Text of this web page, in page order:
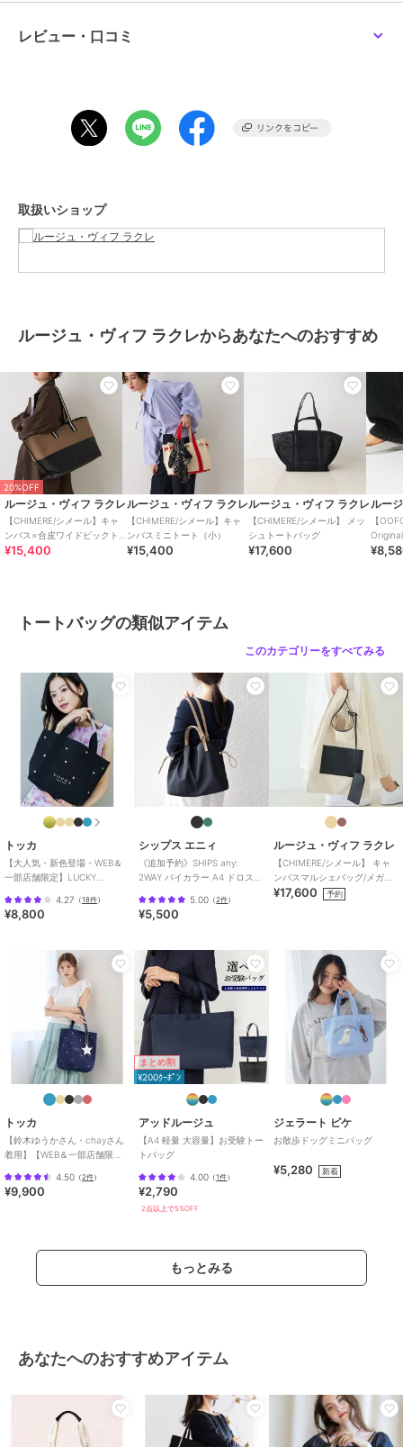
旅行：着替えや小物がたっぷり入るため、1～2泊の旅行にも最適。
実際の色味と異なって見える場合がございます。あらかじめご了承く
ださい。
※お客様への発送が店頭販売より遅れる場合もあります。
予めご了承下さい。
※商品を使用前に、タグ等に記載されている「取り扱い上の注意書
き」
「洗濯表示」を必ずご確認ください。
※商品に不良が無い場合、包装紙および箱の彼損がございましても発
送いたします。
あらかじめご了承ください。
ブランド ルージュ・ヴィフ ラクレ
性別タイプ
レディース
トートバッグ
カラー レッド、グリーン、ネイビー
サイズ
素材
コットン100％
商品のお取り扱い方法
原産国
レビュー・口コミ
取扱いショップ
ルージュ・ヴィフ ラクレからあなたへのおすすめ
20%OFF
ルージュ・ヴィフ ラクレ
【CHIMERE/シメール】キャ
ンバス×合皮ワイドビックト
ート
¥15,400
ルージュ・ヴィフ ラクレ
【CHIMERE/シメール】キャ
ンバスミニトート（小）
¥15,400
ルージュ・ヴィフ ラクレ
【CHIMERE/シメール】 メッ
シュトートバッグ
¥17,600
ルー
【
【WEB
トートバッグの類似アイテム
このカテゴリーをすべてみる
トッカ
【大人気・新色登場・WEB＆
一部店舗限定】LUCKY
ンバス
4.27 （18件）
¥8,800
シップス エニィ
《追加予約》SHIPS any:
2WAY バイカラー A4 ドロスト
5.00 （2件）
¥5,500
ルージュ・ヴィフ ラクレ
【CHIMERE/シメール】 キャ
ンバスマルシェバッグ/メガネ
ケース付き【予約】
¥17,600 予約
トッカ
【鈴木ゆうかさん・chayさん
着用】【WEB＆一部店舗限
TWINKL
4.50 （2件）
¥9,900
まとめ割
¥200ｸｰﾎﾟﾝ
アッドルージュ
【A4 軽量 大容量】お受験トー
トバッグ
4.00 （1件）
¥2,790
2点以上で5%OFF
ジェラート ピケ
お散歩ドッグミニバッグ
¥5,280 新着
もっとみる
あなたへのおすすめアイテム